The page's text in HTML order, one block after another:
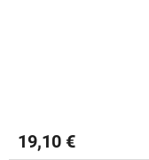
19,10 €